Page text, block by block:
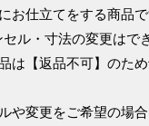
お仕立てをする商品
ル・寸法の変更はで
は【返品不可】のた
や変更をご希望の場